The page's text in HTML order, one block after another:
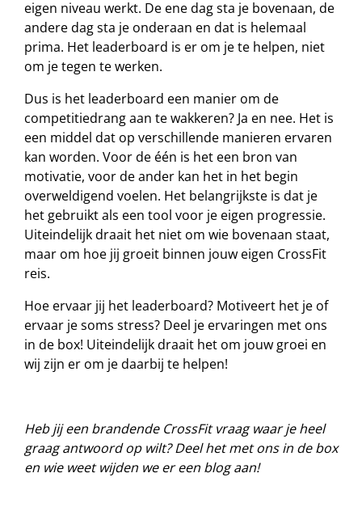
eigen niveau werkt. De ene dag sta je bovenaan, de
andere dag sta je onderaan en dat is helemaal
prima. Het leaderboard is er om je te helpen, niet
om je tegen te werken.
Dus is het leaderboard een manier om de
competitiedrang aan te wakkeren? Ja en nee. Het is
een middel dat op verschillende manieren ervaren
kan worden. Voor de één is het een bron van
motivatie, voor de ander kan het in het begin
overweldigend voelen. Het belangrijkste is dat je
het gebruikt als een tool voor je eigen progressie.
Uiteindelijk draait het niet om wie bovenaan staat,
maar om hoe jij groeit binnen jouw eigen CrossFit
reis.
Hoe ervaar jij het leaderboard? Motiveert het je of
ervaar je soms stress? Deel je ervaringen met ons
in de box! Uiteindelijk draait het om jouw groei en
wij zijn er om je daarbij te helpen!
Heb jij een brandende CrossFit vraag waar je heel
graag antwoord op wilt? Deel het met ons in de box
en wie weet wijden we er een blog aan!